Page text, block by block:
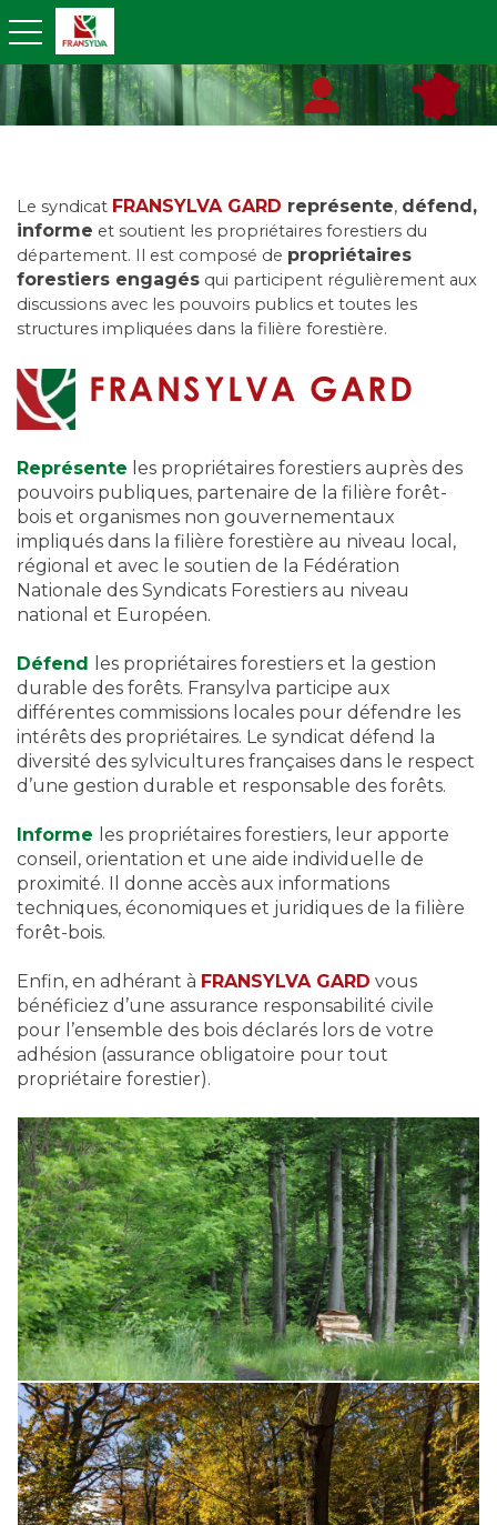
toggle navigation
Le syndicat FRANSYLVA GARD représente, défend,
informe et soutient les propriétaires forestiers du
département. Il est composé de propriétaires
forestiers engagés qui participent régulièrement aux
discussions avec les pouvoirs publics et toutes les
structures impliquées dans la filière forestière.
FRANSYLVA GARD
Représente les propriétaires forestiers auprès des
pouvoirs publiques, partenaire de la filière forêt-
bois et organismes non gouvernementaux
impliqués dans la filière forestière au niveau local,
régional et avec le soutien de la Fédération
Nationale des Syndicats Forestiers au niveau
national et Européen.
Défend les propriétaires forestiers et la gestion
durable des forêts. Fransylva participe aux
différentes commissions locales pour défendre les
intérêts des propriétaires. Le syndicat défend la
diversité des sylvicultures françaises dans le respect
d’une gestion durable et responsable des forêts.
Informe les propriétaires forestiers, leur apporte
conseil, orientation et une aide individuelle de
proximité. Il donne accès aux informations
techniques, économiques et juridiques de la filière
forêt-bois.
Enfin, en adhérant à FRANSYLVA GARD vous
bénéficiez d’une assurance responsabilité civile
pour l’ensemble des bois déclarés lors de votre
adhésion (assurance obligatoire pour tout
propriétaire forestier).